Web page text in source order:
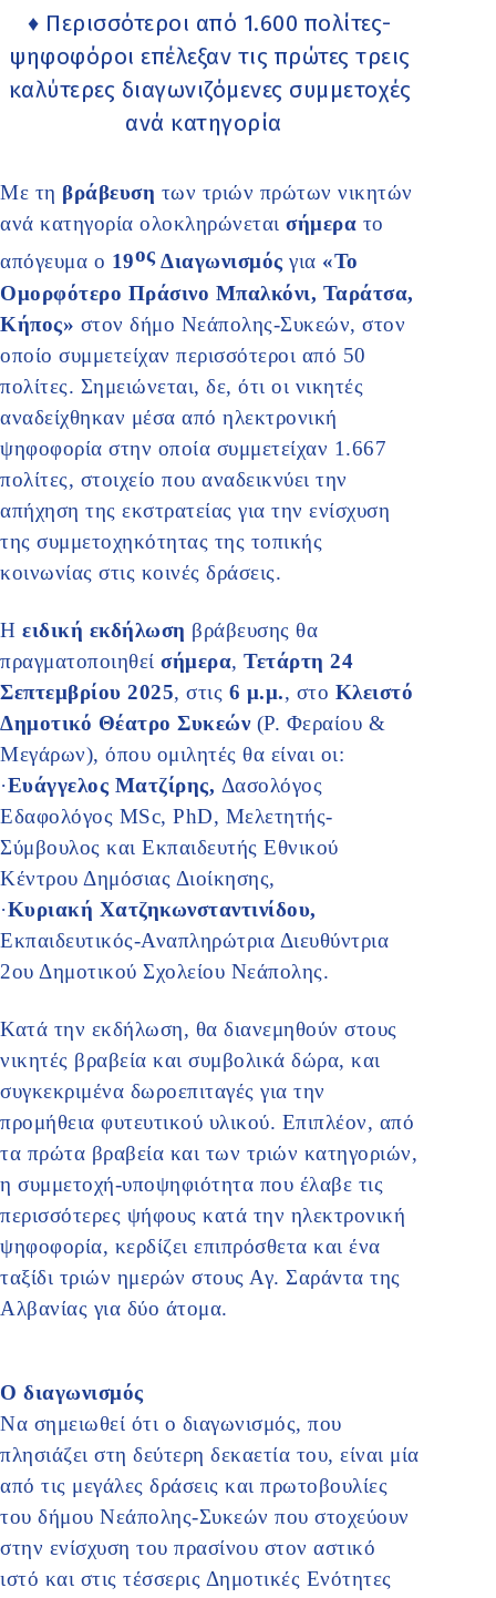
♦ Περισσότεροι από 1.600 πολίτες-
ψηφοφόροι επέλεξαν τις πρώτες τρεις
καλύτερες διαγωνιζόμενες συμμετοχές
ανά κατηγορία
Με τη βράβευση των τριών πρώτων νικητών
ανά κατηγορία ολοκληρώνεται σήμερα το
απόγευμα ο 19οςΔιαγωνισμός για «Το
Ομορφότερο Πράσινο Μπαλκόνι, Ταράτσα,
Κήπος» στον δήμο Νεάπολης-Συκεών, στον
οποίο συμμετείχαν περισσότεροι από 50
πολίτες. Σημειώνεται, δε, ότι οι νικητές
αναδείχθηκαν μέσα από ηλεκτρονική
ψηφοφορία στην οποία συμμετείχαν 1.667
πολίτες, στοιχείο που αναδεικνύει την
απήχηση της εκστρατείας για την ενίσχυση
της συμμετοχηκότητας της τοπικής
κοινωνίας στις κοινές δράσεις.
Η ειδική εκδήλωση βράβευσης θα
πραγματοποιηθεί σήμερα, Τετάρτη 24
Σεπτεμβρίου 2025, στις 6 μ.μ., στο Κλειστό
Δημοτικό Θέατρο Συκεών(Ρ. Φεραίου &
Μεγάρων), όπου ομιλητές θα είναι οι:
·Ευάγγελος Ματζίρης, Δασολόγος
Εδαφολόγος MSc, PhD, Μελετητής-
Σύμβουλος και Εκπαιδευτής Εθνικού
Κέντρου Δημόσιας Διοίκησης,
·Κυριακή Χατζηκωνσταντινίδου,
Εκπαιδευτικός-Αναπληρώτρια Διευθύντρια
2ου Δημοτικού Σχολείου Νεάπολης.
Κατά την εκδήλωση, θα διανεμηθούν στους
νικητές βραβεία και συμβολικά δώρα, και
συγκεκριμένα δωροεπιταγές για την
προμήθεια φυτευτικού υλικού. Επιπλέον, από
τα πρώτα βραβεία και των τριών κατηγοριών,
η συμμετοχή-υποψηφιότητα που έλαβε τις
περισσότερες ψήφους κατά την ηλεκτρονική
ψηφοφορία, κερδίζει επιπρόσθετα και ένα
ταξίδι τριών ημερών στους Αγ. Σαράντα της
Αλβανίας για δύο άτομα.
Ο διαγωνισμός
Να σημειωθεί ότι ο διαγωνισμός, που
πλησιάζει στη δεύτερη δεκαετία του, είναι μία
από τις μεγάλες δράσεις και πρωτοβουλίες
του δήμου Νεάπολης-Συκεών που στοχεύουν
στην ενίσχυση του πρασίνου στον αστικό
ιστό και στις τέσσερις Δημοτικές Ενότητες